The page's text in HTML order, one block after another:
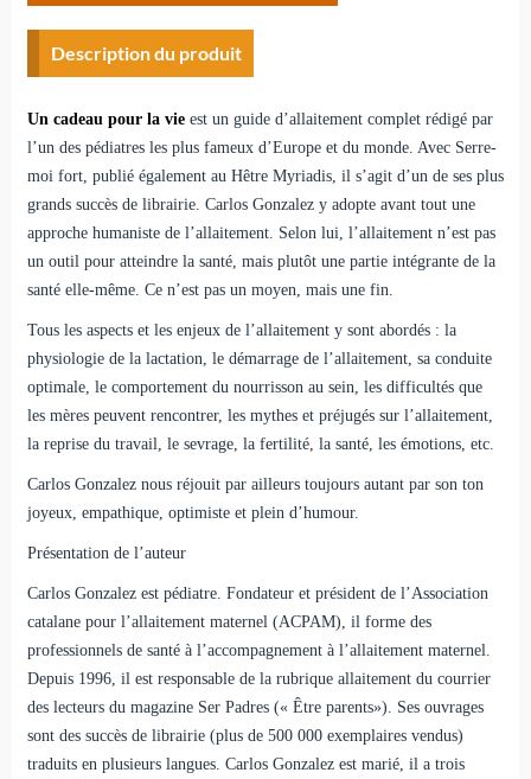
Description du produit
Un cadeau pour la vieest un guide d’allaitement complet rédigé par
l’un des pédiatres les plus fameux d’Europe et du monde. Avec Serre-
moi fort, publié également au Hêtre Myria­dis, il s’agit d’un de ses plus
grands succès de librairie. Car­los Gonzalez y adopte avant tout une
approche humaniste de l’allaitement. Selon lui, l’allaitement n’est pas
un outil pour atteindre la santé, mais plutôt une partie intégrante de la
santé elle-même. Ce n’est pas un moyen, mais une fin.
Tous les aspects et les enjeux de l’allaitement y sont abordés : la
physiologie de la lactation, le démarrage de l’allaitement, sa conduite
optimale, le comportement du nourrisson au sein, les difficultés que
les mères peuvent rencontrer, les mythes et préjugés sur l’allaitement,
la reprise du travail, le sevrage, la fertilité, la santé, les émotions, etc.
Carlos Gonzalez nous réjouit par ailleurs toujours autant par son ton
joyeux, empathique, optimiste et plein d’humour.
Présentation de l’auteur
Carlos Gonzalez est pédiatre. Fondateur et président de l’As­sociation
catalane pour l’allaitement maternel (ACPAM), il forme des
professionnels de santé à l’accompagnement à l’allaitement maternel.
Depuis 1996, il est responsable de la rubrique allaitement du courrier
des lecteurs du magazine Ser Padres (« Être parents»). Ses ouvrages
sont des succès de librairie (plus de 500 000 exem­plaires vendus)
traduits en plusieurs langues. Carlos Gonzalez est marié, il a trois